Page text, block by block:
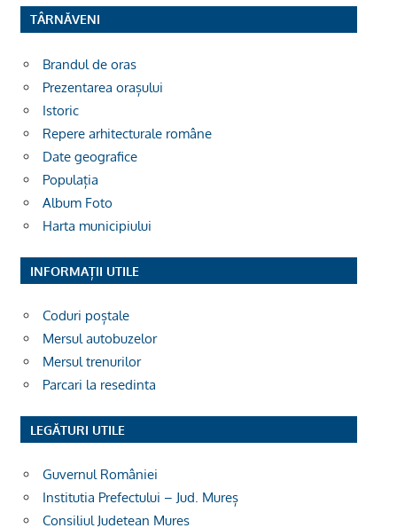
TÂRNĂVENI
Brandul de oras
Prezentarea orașului
Istoric
Repere arhitecturale române
Date geografice
Populația
Album Foto
Harta municipiului
INFORMAȚII UTILE
Coduri poștale
Mersul autobuzelor
Mersul trenurilor
Parcari la resedinta
LEGĂTURI UTILE
Guvernul României
Institutia Prefectului – Jud. Mureș
Consiliul Judetean Mures